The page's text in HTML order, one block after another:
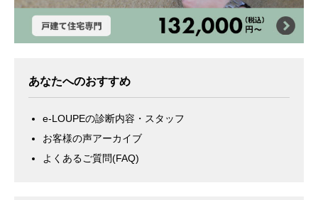
あなたへのおすすめ
e-LOUPEの診断内容・スタッフ
お客様の声アーカイブ
よくあるご質問(FAQ)